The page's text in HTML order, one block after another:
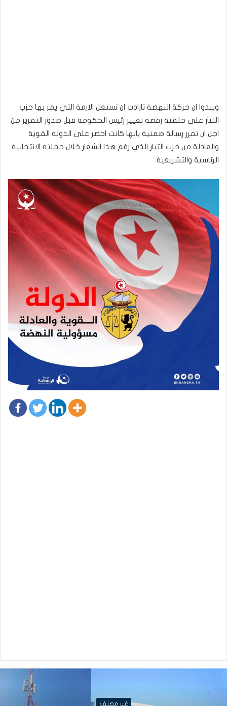
ويبدوا ان حركة النهضة تارادت ان تستغل الازمة التي يمر بها حزب
التيار على خلفية رفضه تغيير رئيس الحكومة قبل صدور التقرير من
اجل ان تمرر رسالة ضمنية بانها كانت احصر على الدولة القوية
والعادلة من حزب التيار الذي رفع هذا الشعار خلال حملته الانتخابية
الرئاسية والتشريعية.
غير مصنف